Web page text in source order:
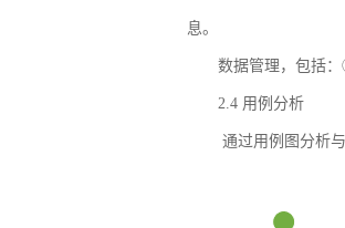
息。
数据管理，包括
2.4 用例分析
通过用例图分析